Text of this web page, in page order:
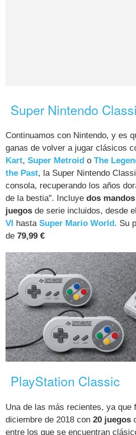
Super Nintendo
Continuamos con Nintendo, y es
ganas de volver a jugar clásicos
Kart,Super Metroid oThe
the Past, la Super Nintendo
consola, recuperando los años
de la bestia". Incluyedos mandos
juegos de serie incluidos, desde
VI hastaSuper Mario World. Su
de79,99 €
PlayStation Classic
Una de las más recientes, ya que
diciembre de 2018 con20 juegos
entre los que se encuentran